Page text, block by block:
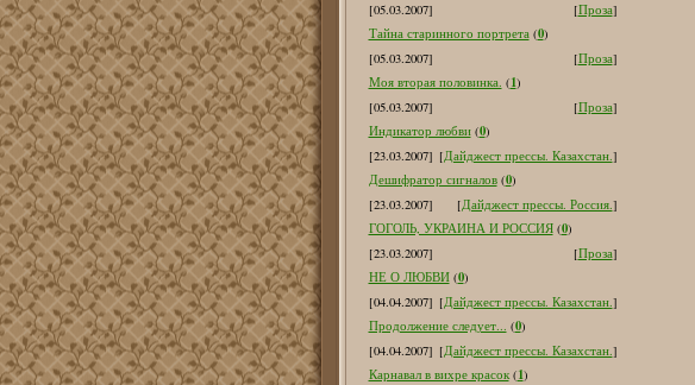
[05.03.2007]
[Проза]
Тайна старинного портрета (0)
[05.03.2007]
[Проза]
Моя вторая половинка. (1)
[05.03.2007]
[Проза]
Индикатор любви (0)
[23.03.2007] [Дайджест прессы. Казахстан.]
Дешифратор сигналов (0)
[23.03.2007]
[Дайджест прессы. Россия.]
ГОГОЛЬ, УКРАИНА И РОССИЯ (0)
[23.03.2007]
[Проза]
НЕ О ЛЮБВИ (0)
[04.04.2007] [Дайджест прессы. Казахстан.]
Продолжение следует... (0)
[04.04.2007] [Дайджест прессы. Казахстан.]
Карнавал в вихре красок (1)